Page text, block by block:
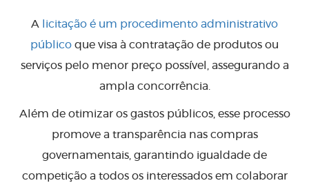
A
licitação é um procedimento administrativo
público que visa à contratação de produtos ou
serviços pelo menor preço possível, assegurando a
ampla concorrência.
Além de otimizar os gastos públicos, esse processo
promove a transparência nas compras
governamentais, garantindo igualdade de
competição a todos os interessados em colaborar